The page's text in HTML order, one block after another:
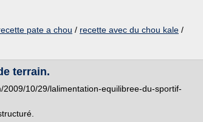
pate a chou / recette avec du chou kale /
terrain.
10/29/lalimentation-equilibree-du-sportif-